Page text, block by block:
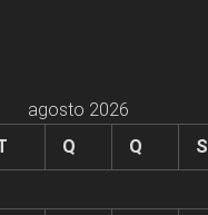
agosto 2026
Q Q S